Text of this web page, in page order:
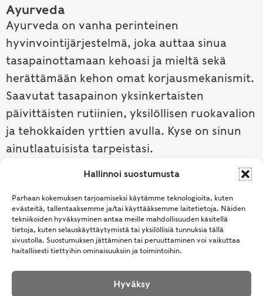
Hallinnoi suostumusta
Parhaan kokemuksen tarjoamiseksi käytämme teknologioita, kuten
evästeitä, tallentaaksemme ja/tai käyttääksemme laitetietoja. Näiden
tekniikoiden hyväksyminen antaa meille mahdollisuuden käsitellä
tietoja, kuten selauskäyttäytymistä tai yksilöllisiä tunnuksia tällä
sivustolla. Suostumuksen jättäminen tai peruuttaminen voi vaikuttaa
haitallisesti tiettyihin ominaisuuksiin ja toimintoihin.
Hyväksy
Ayurveda
Ayurveda on vanha perinteinen
hyvinvointijärjestelmä, joka auttaa sinua
tasapainottamaan kehoasi ja mieltä sekä
herättämään kehon omat korjausmekanismit.
Saavutat tasapainon yksinkertaisten
päivittäisten rutiinien, yksilöllisen ruokavalion
ja tehokkaiden yrttien avulla. Kyse on sinun
ainutlaatuisista tarpeistasi.
Tutustu ayurvedaan →